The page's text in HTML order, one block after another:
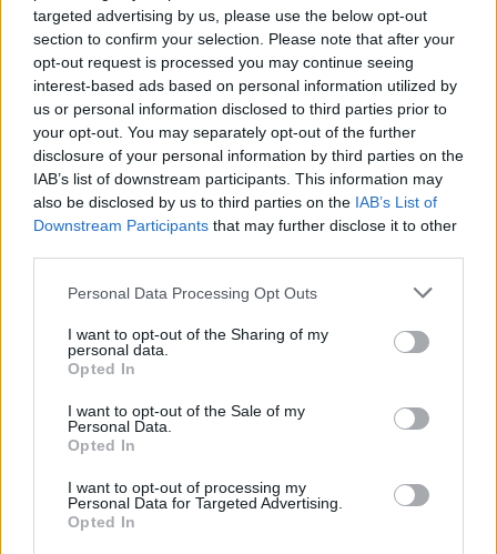
targeted advertising by us, please use the below opt-out
section to confirm your selection. Please note that after your
opt-out request is processed you may continue seeing
interest-based ads based on personal information utilized by
us or personal information disclosed to third parties prior to
your opt-out. You may separately opt-out of the further
disclosure of your personal information by third parties on the
IAB’s list of downstream participants. This information may
also be disclosed by us to third parties on the IAB’s List of
Downstream Participants that may further disclose it to other
Please note that this website/app uses one or more Google
not limited to your visit or usage behaviour. You may click to
grant or deny consent to Google and its third-party tags to
use your data for below specified purposes in below Google
consent section.
Personal Data Processing Opt Outs
I want to opt-out of the Sharing of my
personal data.
Opted In
I want to opt-out of the Sale of my
Personal Data.
Opted In
I want to opt-out of processing my
Personal Data for Targeted Advertising.
Opted In
ΝΗΣΙΑ ΙΟΝΙΟΥ, ΗΠΕΙΡΟΣ, ΔΥΤΙΚΗ ΣΤΕΡΕΑ,
ΔΥΤΙΚΗ ΠΕΛΟΠΟΝΝΗΣΟΣ
Καιρός: Γενικά αίθριος καιρός. Λίγες νεφώσεις
προβλέπονται πρόσκαιρα τις μεσημβρινές και
απογευματινές στα ηπειρωτικά.
Άνεμοι: Βορειοδυτικοί 3 με 5 μποφόρ.
Θερμοκρασία: Από 21 έως 37 και τοπικά στα
ηπειρωτικά έως 38 με 39 βαθμούς Κελσίου.
ΘΕΣΣΑΛΙΑ, ΑΝΑΤΟΛΙΚΗ ΣΤΕΡΕΑ, ΑΝΑΤΟΛΙΚΗ
ΠΕΛΟΠΟΝΝΗΣΟΣ
Καιρός: Γενικά αίθριος καιρός.